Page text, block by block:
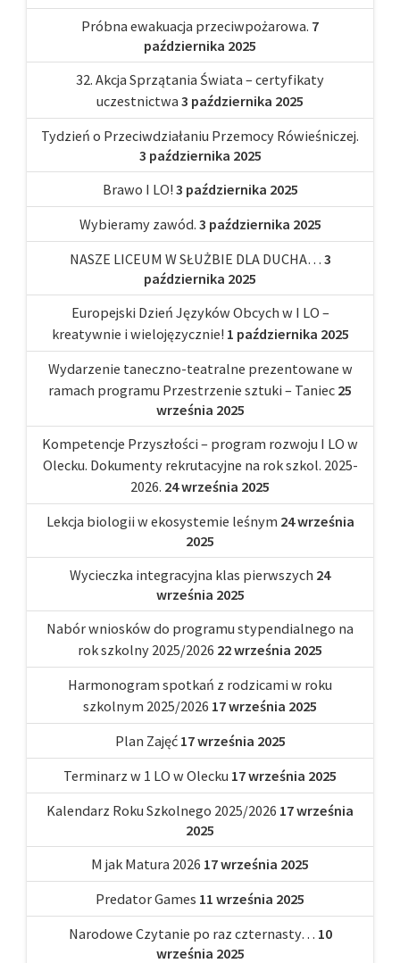
Próbna ewakuacja przeciwpożarowa. 7
października 2025
32. Akcja Sprzątania Świata – certyfikaty
uczestnictwa 3 października 2025
Tydzień o Przeciwdziałaniu Przemocy Rówieśniczej.
3 października 2025
Brawo I LO! 3 października 2025
Wybieramy zawód. 3 października 2025
NASZE LICEUM W SŁUŻBIE DLA DUCHA… 3
października 2025
Europejski Dzień Języków Obcych w I LO –
kreatywnie i wielojęzycznie! 1 października 2025
Wydarzenie taneczno-teatralne prezentowane w
ramach programu Przestrzenie sztuki – Taniec 25
września 2025
Kompetencje Przyszłości – program rozwoju I LO w
Olecku. Dokumenty rekrutacyjne na rok szkol. 2025-
2026. 24 września 2025
Lekcja biologii w ekosystemie leśnym 24 września
2025
Wycieczka integracyjna klas pierwszych 24
września 2025
Nabór wniosków do programu stypendialnego na
rok szkolny 2025/2026 22 września 2025
Harmonogram spotkań z rodzicami w roku
szkolnym 2025/2026 17 września 2025
Plan Zajęć 17 września 2025
Terminarz w 1 LO w Olecku 17 września 2025
Kalendarz Roku Szkolnego 2025/2026 17 września
2025
M jak Matura 2026 17 września 2025
Predator Games 11 września 2025
Narodowe Czytanie po raz czternasty… 10
września 2025